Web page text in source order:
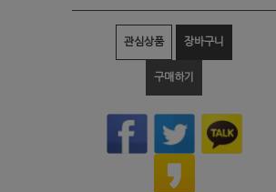
관심상품 장바구니
구매하기